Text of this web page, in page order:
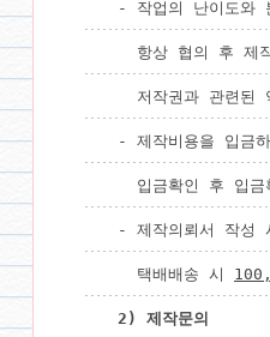
- 작업의 난이도와
항상 협의 후 제
저작권과 관련된
- 제작비용을 입금
입금확인 후 입금
- 제작의뢰서 작성
  택배배송 시
2) 제작문의